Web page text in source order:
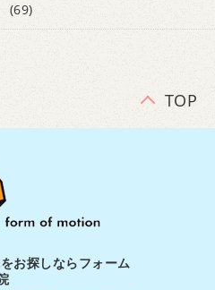
(69)
TOP
お探しならフォーム